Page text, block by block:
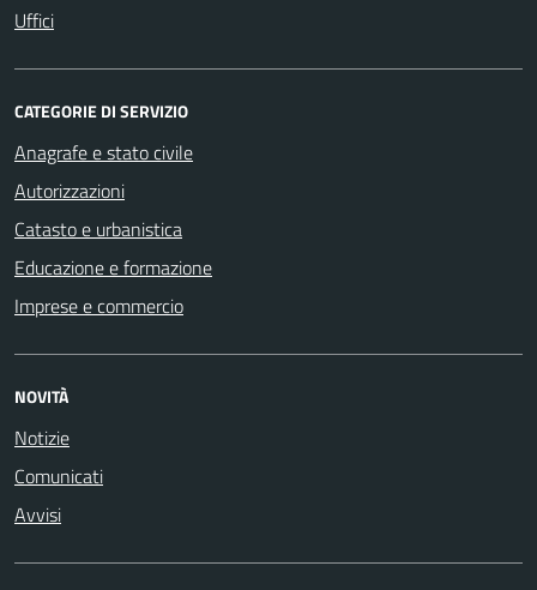
Uffici
CATEGORIE DI SERVIZIO
Anagrafe e stato civile
Autorizzazioni
Catasto e urbanistica
Educazione e formazione
Imprese e commercio
NOVITÀ
Notizie
Comunicati
Avvisi